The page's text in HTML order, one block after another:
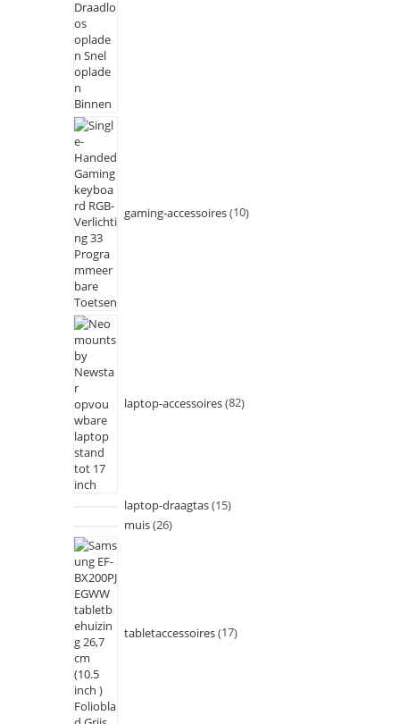
gaming-accessoires 10
laptop-accessoires 82
laptop-draagtas 15
muis 26
tabletaccessoires 17